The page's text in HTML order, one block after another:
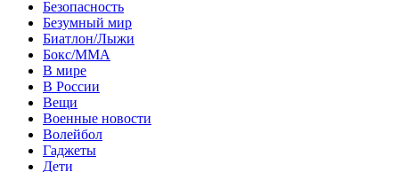
Безопасность
Безумный мир
Биатлон/Лыжи
Бокс/MMA
В мире
В России
Вещи
Военные новости
Волейбол
Гаджеты
Дети